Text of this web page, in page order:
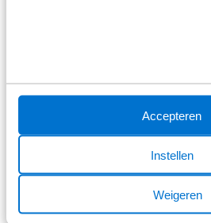
Accepteren
Instellen
Weigeren
24.354 km Automaat 2022 Diesel
€ 129.900
Bekijk details
1/14